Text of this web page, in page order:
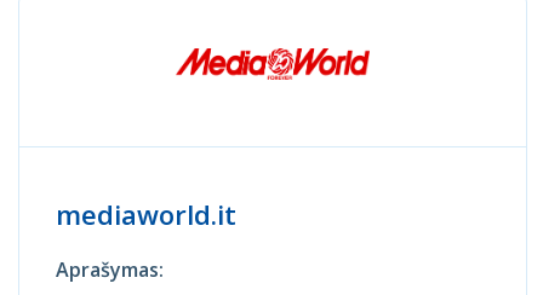
mediaworld.it
Aprašymas: